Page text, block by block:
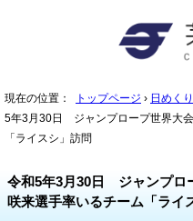
現在の位置： トップページ › 日めく
5年3月30日 ジャンプロープ世界大
「ライスシ」訪問
令和5年3月30日 ジャンプロ
咲来選手率いるチーム「ライ